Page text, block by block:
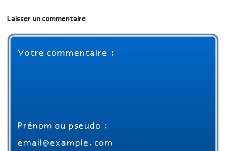
Laisser un commentaire